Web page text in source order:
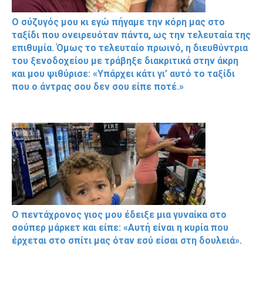
Ο σύζυγός μου κι εγώ πήγαμε την κόρη μας στο
ταξίδι που ονειρευόταν πάντα, ως την τελευταία της
επιθυμία. Όμως το τελευταίο πρωινό, η διευθύντρια
του ξενοδοχείου με τράβηξε διακριτικά στην άκρη
και μου ψιθύρισε: «Υπάρχει κάτι γι’ αυτό το ταξίδι
που ο άντρας σου δεν σου είπε ποτέ.»
Ο πεντάχρονος γιος μου έδειξε μια γυναίκα στο
σούπερ μάρκετ και είπε: «Αυτή είναι η κυρία που
έρχεται στο σπίτι μας όταν εσύ είσαι στη δουλειά».